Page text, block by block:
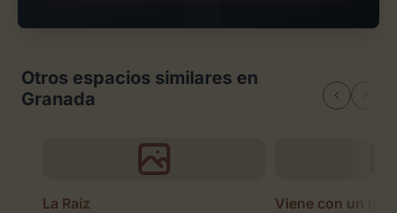
Otros espacios similares en
Granada
La Raíz Viene con un